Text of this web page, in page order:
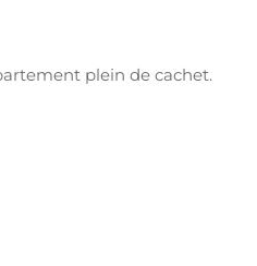
plein de cachet.